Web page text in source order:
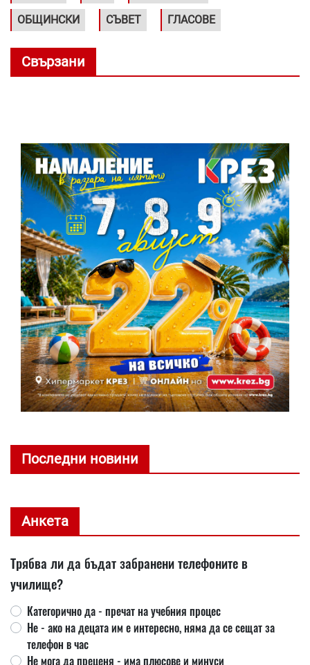
ОБЩИНСКИ СЪВЕТ ГЛАСОВЕ
Свързани
Последни новини
Анкета
Трябва ли да бъдат забранени телефоните в
училище?
Категорично да - пречат на учебния процес
Не - ако на децата им е интересно, няма да се сещат за
телефон в час
Не мога да преценя - има плюсове и минуси